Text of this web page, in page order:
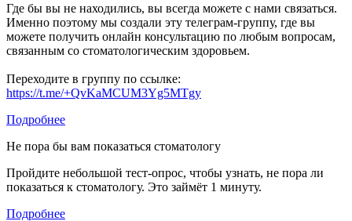
Где бы вы не находились, вы всегда можете с нами связаться.
Именно поэтому мы создали эту телеграм-группу, где вы
можете получить онлайн консультацию по любым вопросам,
связанным со стоматологическим здоровьем.
Переходите в группу по ссылке:
https://t.me/+QvKaMCUM3Yg5MTgy
Подробнее
Не пора бы вам показаться стоматологу
Пройдите небольшой тест-опрос, чтобы узнать, не пора ли
показаться к стоматологу. Это займёт 1 минуту.
Подробнее